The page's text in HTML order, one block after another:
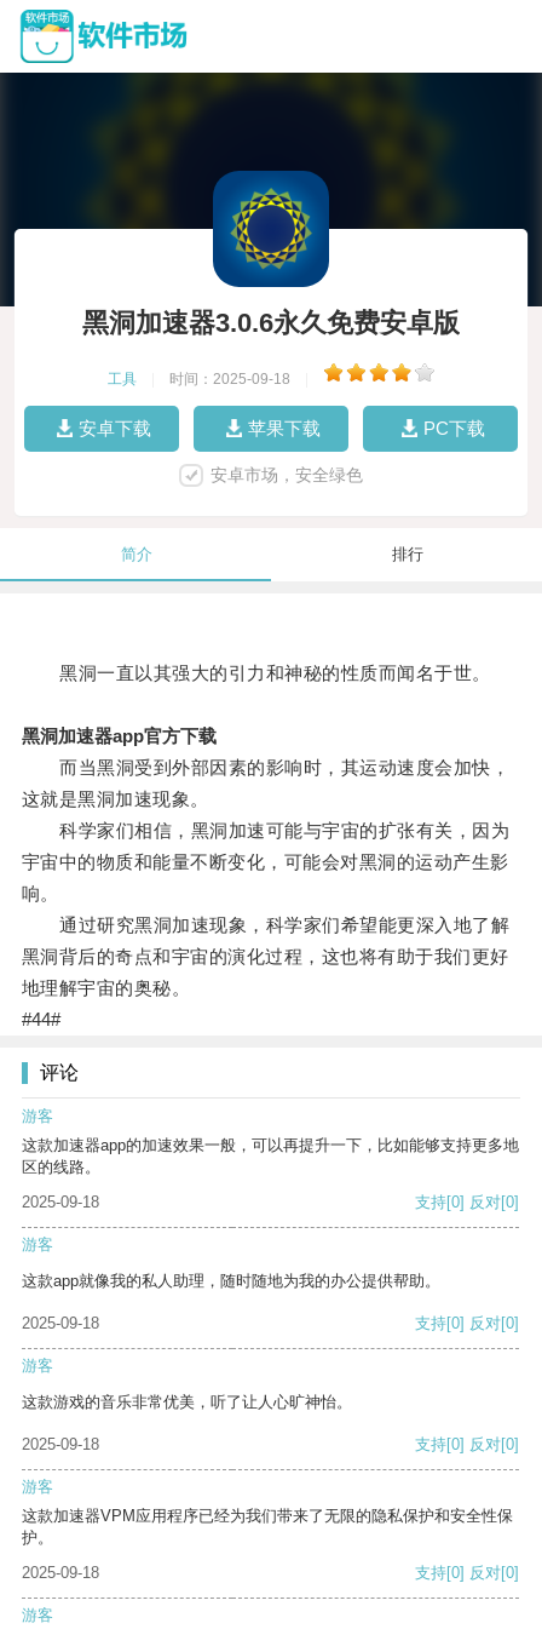
黑洞加速器3.0.6永久免费安卓版
工具 时间：2025-09-18
安卓下载 苹果下载 PC下载
安卓市场，安全绿色
简介 排行
黑洞一直以其强大的引力和神秘的性质而闻名于世。
黑洞加速器app官方下载
而当黑洞受到外部因素的影响时，其运动速度会加快，
这就是黑洞加速现象。
科学家们相信，黑洞加速可能与宇宙的扩张有关，因为
宇宙中的物质和能量不断变化，可能会对黑洞的运动产生影
响。
通过研究黑洞加速现象，科学家们希望能更深入地了解
黑洞背后的奇点和宇宙的演化过程，这也将有助于我们更好
地理解宇宙的奥秘。
#44#
评论
游客
这款加速器app的加速效果一般，可以再提升一下，比如能够支持更多地
区的线路。
2025-09-18
支持[0] 反对[0]
游客
这款app就像我的私人助理，随时随地为我的办公提供帮助。
2025-09-18 支持[0] 反对[0]
游客
这款游戏的音乐非常优美，听了让人心旷神怡。
2025-09-18 支持[0] 反对[0]
游客
这款加速器VPM应用程序已经为我们带来了无限的隐私保护和安全性保
护。
2025-09-18
支持[0] 反对[0]
游客